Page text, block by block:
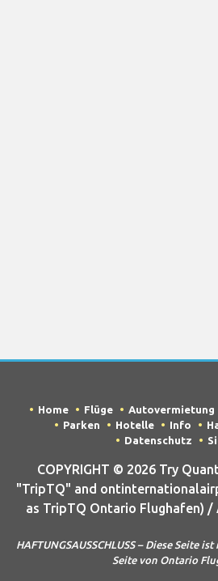
Home Flüge Autovermietung
Parken
Hotelle Info
Datenschutz
COPYRIGHT © 2026 Try
"TripTQ" and
as TripTQ Ontario Flughafen) /
HAFTUNGSAUSSCHLUSS – Diese Seite
Seite von Ontario